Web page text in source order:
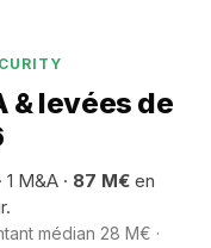
levées de
M&A · 87 M€ en
médian 28 M€ ·